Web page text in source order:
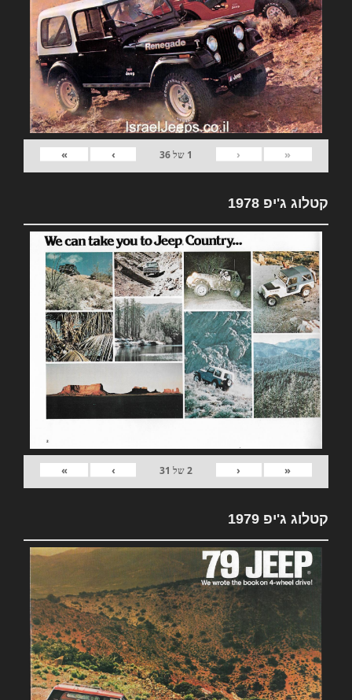
«
‹
1 של36
›
»
קטלוג ג'יפ 1978
«
‹
2של 31
›
»
קטלוג ג'יפ 1979